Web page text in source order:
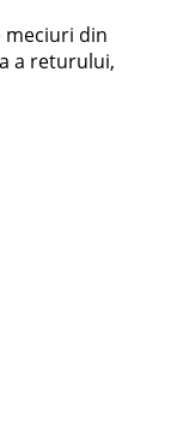
meciuri din
a returului,